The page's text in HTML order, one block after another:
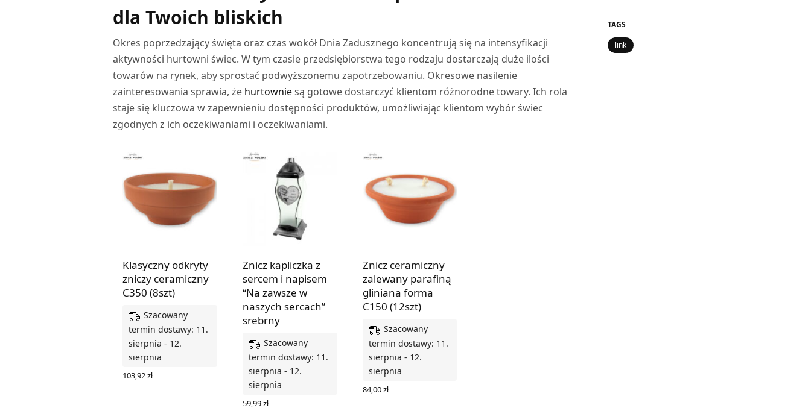
dla Twoich bliskich
Okres poprzedzający święta oraz czas wokół Dnia Zadusznego koncentrują się na intensyfikacji
aktywności hurtowni świec. W tym czasie przedsiębiorstwa tego rodzaju dostarczają duże ilości
towarów na rynek, aby sprostać podwyższonemu zapotrzebowaniu. Okresowe nasilenie
zainteresowania sprawia, że hurtowniesą gotowe dostarczyć klientom różnorodne towary. Ich rola
staje się kluczowa w zapewnieniu dostępności produktów, umożliwiając klientom wybór świec
zgodnych z ich oczekiwaniami i oczekiwaniami.
Klasyczny odkryty
zniczy ceramiczny
C350 (8szt)
Szacowany
termin dostawy: 11.
sierpnia - 12.
sierpnia
103,92zł
Znicz kapliczka z
sercem i napisem
“Na zawsze w
naszych sercach”
srebrny
Szacowany
termin dostawy: 11.
sierpnia - 12.
sierpnia
59,99zł
Znicz ceramiczny
zalewany parafiną
gliniana forma
C150 (12szt)
Szacowany
termin dostawy: 11.
sierpnia - 12.
sierpnia
84,00zł
TAGS
link